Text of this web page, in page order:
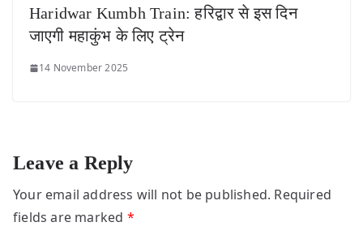
Haridwar Kumbh Train: हरिद्वार से इस दिन
जाएगी महाकुंभ के लिए ट्रेन
14 November 2025
Leave a Reply
Your email address will not be published. Required
fields are marked *